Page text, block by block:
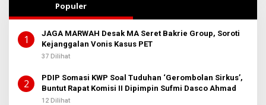
M
N
B
T
Populer
1
JAGA MARWAH Desak MA Seret Bakrie Group, Soroti
Kejanggalan Vonis Kasus PET
37 Dilihat
2
PDIP Somasi KWP Soal Tuduhan ‘Gerombolan Sirkus’,
Buntut Rapat Komisi II Dipimpin Sufmi Dasco Ahmad
12 Dilihat